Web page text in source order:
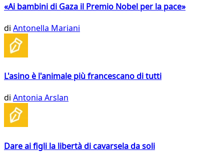
«Ai bambini di Gaza il Premio Nobel per la pace»
di Antonella Mariani
L'asino è l'animale più francescano di tutti
di Antonia Arslan
Dare ai figli la libertà di cavarsela da soli